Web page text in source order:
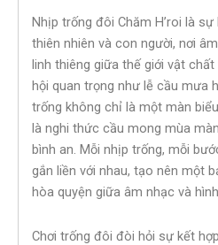
Nhịp trống đôi Chăm H’roi là
thiên nhiên và con người, nơi
linh thiêng giữa thế giới vật
hội quan trọng như lễ cầu mưa
trống không chỉ là một màn
là nghi thức cầu mong mùa
bình an. Mỗi nhịp trống, mỗi
gắn liền với nhau, tạo nên một
hòa quyện giữa âm nhạc và
Chơi trống đôi đòi hỏi sự kết